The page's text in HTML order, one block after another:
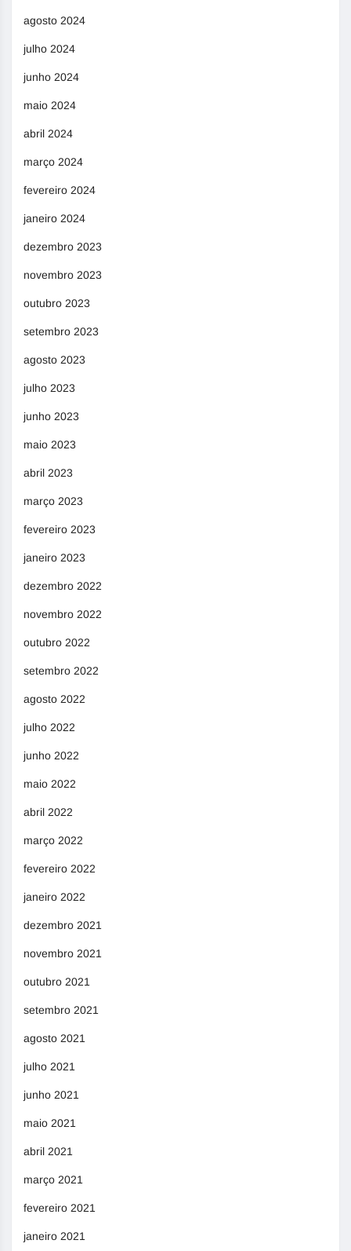
agosto 2024
julho 2024
junho 2024
maio 2024
abril 2024
março 2024
fevereiro 2024
janeiro 2024
dezembro 2023
novembro 2023
outubro 2023
setembro 2023
agosto 2023
julho 2023
junho 2023
maio 2023
abril 2023
março 2023
fevereiro 2023
janeiro 2023
dezembro 2022
novembro 2022
outubro 2022
setembro 2022
agosto 2022
julho 2022
junho 2022
maio 2022
abril 2022
março 2022
fevereiro 2022
janeiro 2022
dezembro 2021
novembro 2021
outubro 2021
setembro 2021
agosto 2021
julho 2021
junho 2021
maio 2021
abril 2021
março 2021
fevereiro 2021
janeiro 2021